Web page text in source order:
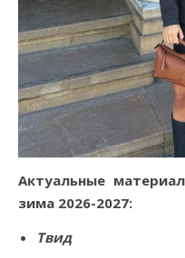
Актуальные
зима 2026-2027:
Твид